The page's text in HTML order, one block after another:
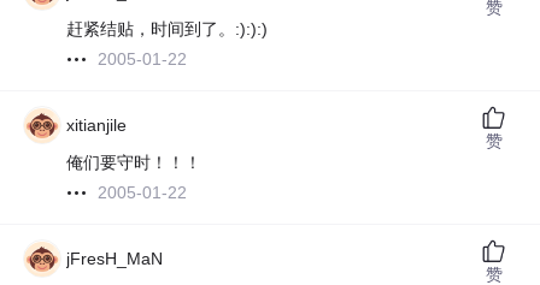
赶紧结贴，时间到了。:):):)
2005-01-22
赞
xitianjile
俺们要守时！！！
2005-01-22
赞
jFresH_MaN
赞